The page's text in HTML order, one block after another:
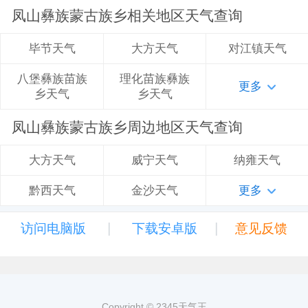
凤山彝族蒙古族乡相关地区天气查询
毕节天气 大方天气 对江镇天气
八堡彝族苗族
乡天气
理化苗族彝族
乡天气
更多
凤山彝族蒙古族乡周边地区天气查询
大方天气 威宁天气 纳雍天气
黔西天气 金沙天气 更多
访问电脑版 | 下载安卓版 | 意见反馈